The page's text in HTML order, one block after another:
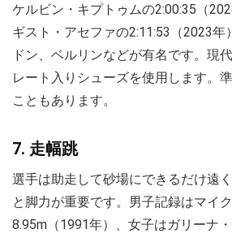
ケルビン・キプトゥムの2:00:35（
ギスト・アセファの2:11:53（2023年
ドン、ベルリンなどが有名です。現
レート入りシューズを使用します。
こともあります。
7. 走幅跳
選手は助走して砂場にできるだけ遠
と脚力が重要です。男子記録はマイ
8.95m（1991年）、女子はガリーナ